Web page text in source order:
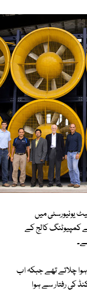
یونیورسٹی میں
کمپیوٹنگ کالج کے
میٹر فی سیکنڈ کی ہوا چلاتے تھے جبکہ اب
طور پر 70 میٹر فی سیکنڈ کی رفتار سے ہوا